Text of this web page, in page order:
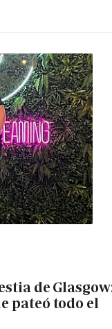
de
pateó todo el